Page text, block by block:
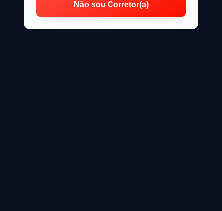
Não sou Corretor(a)